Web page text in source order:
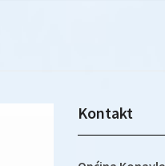
Kontakt